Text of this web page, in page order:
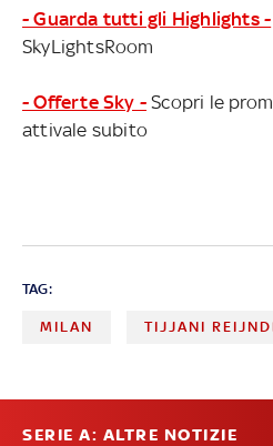
- Guarda tutti gli Highlights -
SkyLightsRoom
- Offerte Sky - Scopri le
attivale subito
TAG:
MILAN TIJJANI
SERIE A: ALTRE NOTIZIE